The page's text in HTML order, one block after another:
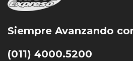
Siempre Avanzando
(011) 4000.5200